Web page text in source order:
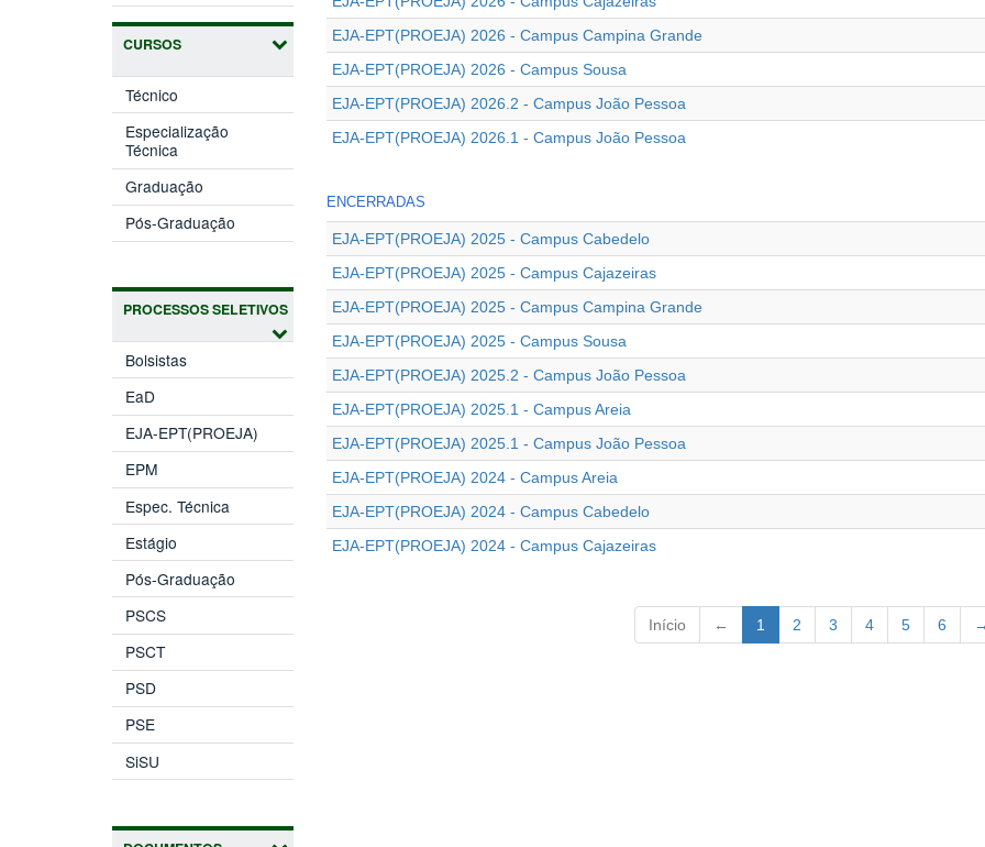
CURSOS
Técnico
Especialização
Técnica
Graduação
Pós-Graduação
PROCESSOS SELETIVOS
Bolsistas
EaD
EJA-EPT(PROEJA)
EPM
Espec. Técnica
Estágio
Pós-Graduação
PSCS
PSCT
PSD
PSE
SiSU
EJA-EPT(PROEJA) 2026 - Campus Campina Grande
EJA-EPT(PROEJA) 2026 - Campus Sousa
EJA-EPT(PROEJA) 2026.2 - Campus João Pessoa
EJA-EPT(PROEJA) 2026.1 - Campus João Pessoa
ENCERRADAS
EJA-EPT(PROEJA) 2025 - Campus Cabedelo
EJA-EPT(PROEJA) 2025 - Campus Cajazeiras
EJA-EPT(PROEJA) 2025 - Campus Campina Grande
EJA-EPT(PROEJA) 2025 - Campus Sousa
EJA-EPT(PROEJA) 2025.2 - Campus João Pessoa
EJA-EPT(PROEJA) 2025.1 - Campus Areia
EJA-EPT(PROEJA) 2025.1 - Campus João Pessoa
EJA-EPT(PROEJA) 2024 - Campus Areia
EJA-EPT(PROEJA) 2024 - Campus Cabedelo
EJA-EPT(PROEJA) 2024 - Campus Cajazeiras
Início ← 1 2 3 4 5 6 →